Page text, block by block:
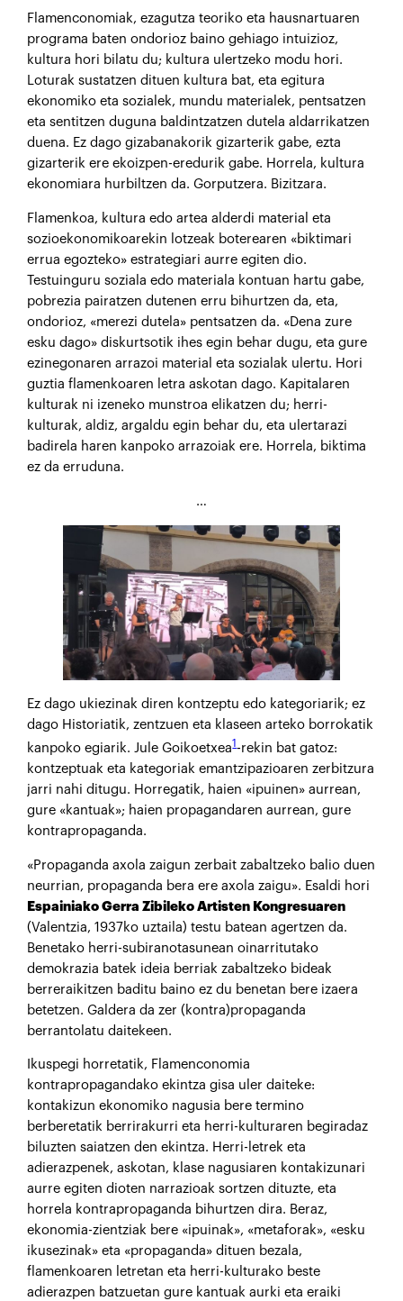
Flamenconomiak, ezagutza teoriko eta hausnartuaren
programa baten ondorioz baino gehiago intuizioz,
kultura hori bilatu du; kultura ulertzeko modu hori.
Loturak sustatzen dituen kultura bat, eta egitura
ekonomiko eta sozialek, mundu materialek, pentsatzen
eta sentitzen duguna baldintzatzen dutela aldarrikatzen
duena. Ez dago gizabanakorik gizarterik gabe, ezta
gizarterik ere ekoizpen-eredurik gabe. Horrela, kultura
ekonomiara hurbiltzen da. Gorputzera. Bizitzara.
Flamenkoa, kultura edo artea alderdi material eta
sozioekonomikoarekin lotzeak boterearen «biktimari
errua egozteko» estrategiari aurre egiten dio.
Testuinguru soziala edo materiala kontuan hartu gabe,
pobrezia pairatzen dutenen erru bihurtzen da, eta,
ondorioz, «merezi dutela» pentsatzen da. «Dena zure
esku dago» diskurtsotik ihes egin behar dugu, eta gure
ezinegonaren arrazoi material eta sozialak ulertu. Hori
guztia flamenkoaren letra askotan dago. Kapitalaren
kulturak ni izeneko munstroa elikatzen du; herri-
kulturak, aldiz, argaldu egin behar du, eta ulertarazi
badirela haren kanpoko arrazoiak ere. Horrela, biktima
ez da erruduna.
…
Ez dago ukiezinak diren kontzeptu edo kategoriarik; ez
dago Historiatik, zentzuen eta klaseen arteko borrokatik
kanpoko egiarik. Jule Goikoetxea1-rekin bat gatoz:
kontzeptuak eta kategoriak emantzipazioaren zerbitzura
jarri nahi ditugu. Horregatik, haien «ipuinen» aurrean,
gure «kantuak»; haien propagandaren aurrean, gure
kontrapropaganda.
«Propaganda axola zaigun zerbait zabaltzeko balio duen
neurrian, propaganda bera ere axola zaigu». Esaldi hori
Espainiako Gerra Zibileko Artisten Kongresuaren
(Valentzia, 1937ko uztaila) testu batean agertzen da.
Benetako herri-subiranotasunean oinarritutako
demokrazia batek ideia berriak zabaltzeko bideak
berreraikitzen baditu baino ez du benetan bere izaera
betetzen. Galdera da zer (kontra)propaganda
berrantolatu daitekeen.
Ikuspegi horretatik, Flamenconomia
kontrapropagandako ekintza gisa uler daiteke:
kontakizun ekonomiko nagusia bere termino
berberetatik berrirakurri eta herri-kulturaren begiradaz
biluzten saiatzen den ekintza. Herri-letrek eta
adierazpenek, askotan, klase nagusiaren kontakizunari
aurre egiten dioten narrazioak sortzen dituzte, eta
horrela kontrapropaganda bihurtzen dira. Beraz,
ekonomia-zientziak bere «ipuinak», «metaforak», «esku
ikusezinak» eta «propaganda» dituen bezala,
flamenkoaren letretan eta herri-kulturako beste
adierazpen batzuetan gure kantuak aurki eta eraiki